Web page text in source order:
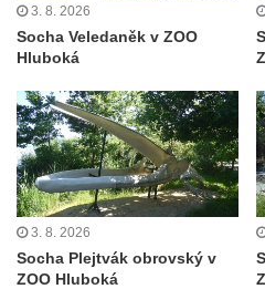
Vltavou
Pamětní kámen revitalizace
– Hořín u Lužce nad Vltavou
Strom svobody a památník 100
a 30. výročí listopadu 1989 v
Boží muka v parku před
Sochy „Klaun a dívenka“ v
3. 8. 2026
Socha Veledaněk v ZOO
Hluboká
3. 8. 2026
Socha Plejtvák obrovský v
ZOO Hluboká